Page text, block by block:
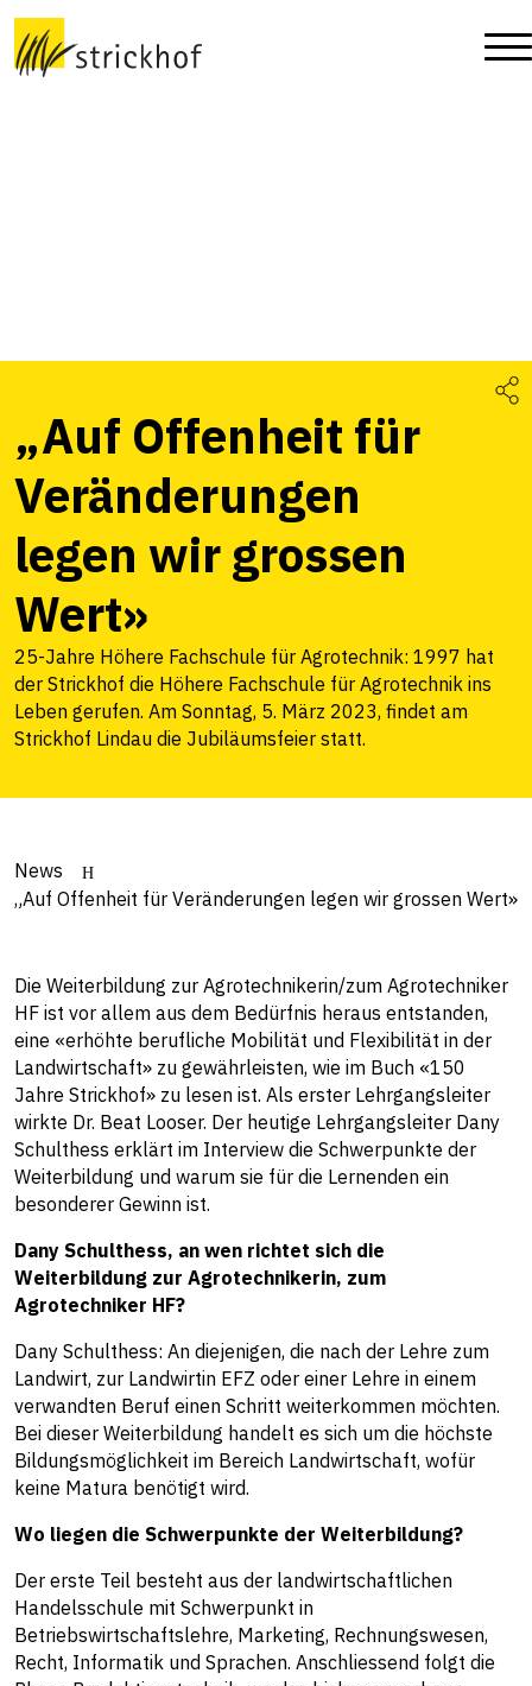
„Auf Offenheit für
Veränderungen
legen wir grossen
Wert»
25-Jahre Höhere Fachschule für Agrotechnik: 1997 hat
der Strickhof die Höhere Fachschule für Agrotechnik ins
Leben gerufen. Am Sonntag, 5. März 2023, findet am
Strickhof Lindau die Jubiläumsfeier statt.
News
„Auf Offenheit für Veränderungen legen wir grossen Wert»
Die Weiterbildung zur Agrotechnikerin/zum Agrotechniker
HF ist vor allem aus dem Bedürfnis heraus entstanden,
eine «erhöhte berufliche Mobilität und Flexibilität in der
Landwirtschaft» zu gewährleisten, wie im Buch «150
Jahre Strickhof» zu lesen ist. Als erster Lehrgangsleiter
wirkte Dr. Beat Looser. Der heutige Lehrgangsleiter Dany
Schulthess erklärt im Interview die Schwerpunkte der
Weiterbildung und warum sie für die Lernenden ein
besonderer Gewinn ist.
Dany Schulthess, an wen richtet sich die
Weiterbildung zur Agrotechnikerin, zum
Agrotechniker HF?
Dany Schulthess: An diejenigen, die nach der Lehre zum
Landwirt, zur Landwirtin EFZ oder einer Lehre in einem
verwandten Beruf einen Schritt weiterkommen möchten.
Bei dieser Weiterbildung handelt es sich um die höchste
Bildungsmöglichkeit im Bereich Landwirtschaft, wofür
keine Matura benötigt wird.
Wo liegen die Schwerpunkte der Weiterbildung?
Der erste Teil besteht aus der landwirtschaftlichen
Handelsschule mit Schwerpunkt in
Betriebswirtschaftslehre, Marketing, Rechnungswesen,
Recht, Informatik und Sprachen. Anschliessend folgt die